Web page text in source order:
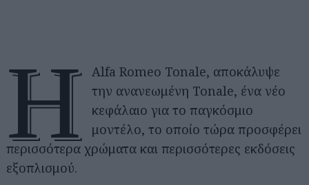
Η
Alfa Romeo Tonale, αποκάλυψε
την ανανεωμένη Tonale, ένα νέο
κεφάλαιο για το παγκόσμιο
μοντέλο, το οποίο τώρα προσφέρει
περισσότερα χρώματα και περισσότερες εκδόσεις
εξοπλισμού.